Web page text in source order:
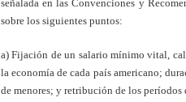
señalada en las Convenciones y
sobre los siguientes puntos:
a) Fijación de un salario mínimo vital,
la economía de cada país americano;
de menores; y retribución de los períodos